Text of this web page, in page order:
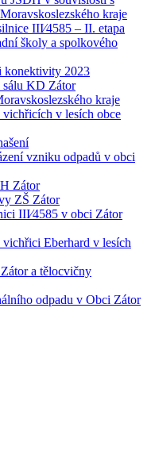
kraje
III⁄4585 – II. etapa
školy a spolkového
konektivity 2023
sálu KD Zátor
kraje
v lesích obce
vzniku odpadů v obci
Zátor
ZŠ Zátor
III⁄4585 v obci Zátor
Eberhard v lesích
a tělocvičny
odpadu v Obci Zátor